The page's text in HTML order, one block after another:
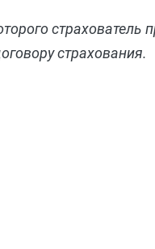
страхователь
страхования.